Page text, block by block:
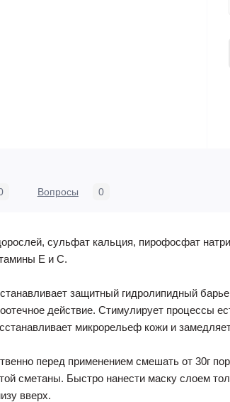
Вопросы 0
сульфат кальция, пирофосфат
Е и С.
защитный гидролипидный
действие. Стимулирует процессы
микрорельеф кожи и
перед применением смешать от 30г
сметаны. Быстро нанести маску слоем
вверх.